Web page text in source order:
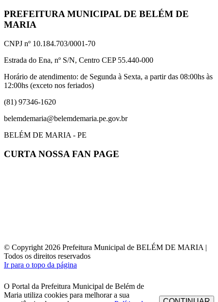
PREFEITURA MUNICIPAL DE BELÉM DE
MARIA
CNPJ nº 10.184.703/0001-70
Estrada do Ena, nº S/N, Centro CEP 55.440-000
Horário de atendimento: de Segunda à Sexta, a partir das 08:00hs às
12:00hs (exceto nos feriados)
(81) 97346-1620
belemdemaria@belemdemaria.pe.gov.br
BELÉM DE MARIA - PE
CURTA NOSSA FAN PAGE
© Copyright 2026 Prefeitura Municipal de BELÉM DE MARIA |
Todos os direitos reservados
Ir para o topo da página
O Portal da Prefeitura Municipal de Belém de
Maria utiliza cookies para melhorar a sua